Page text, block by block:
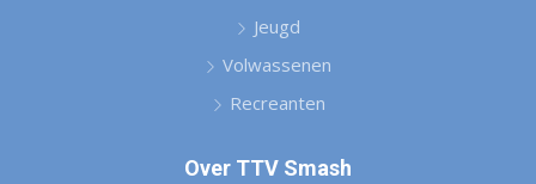
Jeugd
Volwassenen
Recreanten
Over TTV Smash